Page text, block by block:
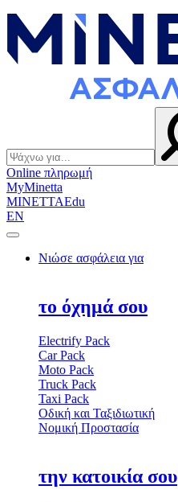
Online πληρωμή
MyMinetta
MINETTAEdu
EN
Νιώσε ασφάλεια για
το όχημά σου
Electrify Pack
Car Pack
Moto Pack
Truck Pack
Taxi Pack
Οδική και Ταξιδιωτική
Νομική Προστασία
την κατοικία σου